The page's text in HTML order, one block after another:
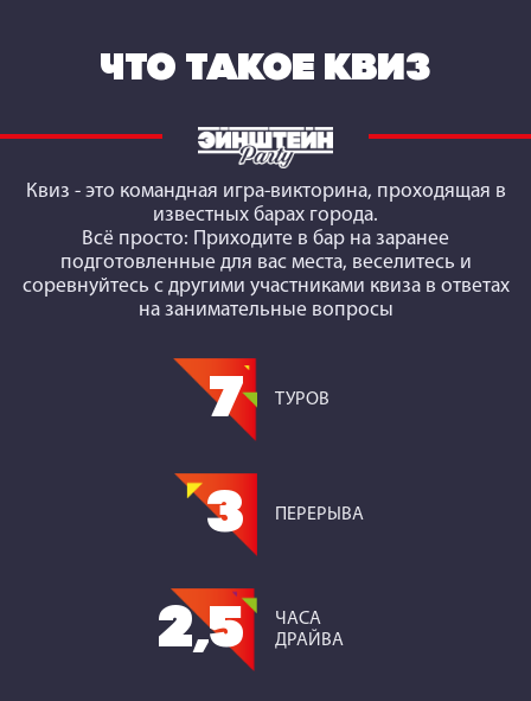
ЧТО ТАКОЕ КВИЗ
Квиз - это командная игра-викторина, проходящая в
известных барах города.
Всё просто: Приходите в бар на заранее
подготовленные для вас места, веселитесь и
соревнуйтесь с другими участниками квиза в ответах
на занимательные вопросы
7 ТУРОВ
3 ПЕРЕРЫВА
2,5
ЧАСА
ДРАЙВА